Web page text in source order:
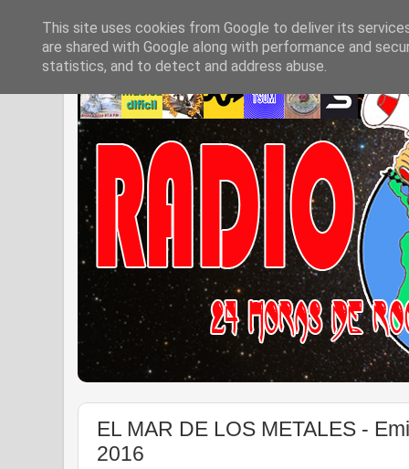
EL MAR DE LOS METALES -
2016
This site uses cookies from Google to deliver its
are shared with Google along with performance and
statistics, and to detect and address abuse.